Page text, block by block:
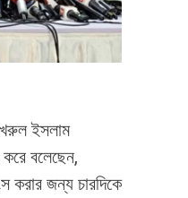
ইসলাম
বলেছেন,
করার জন্য চারদিকে